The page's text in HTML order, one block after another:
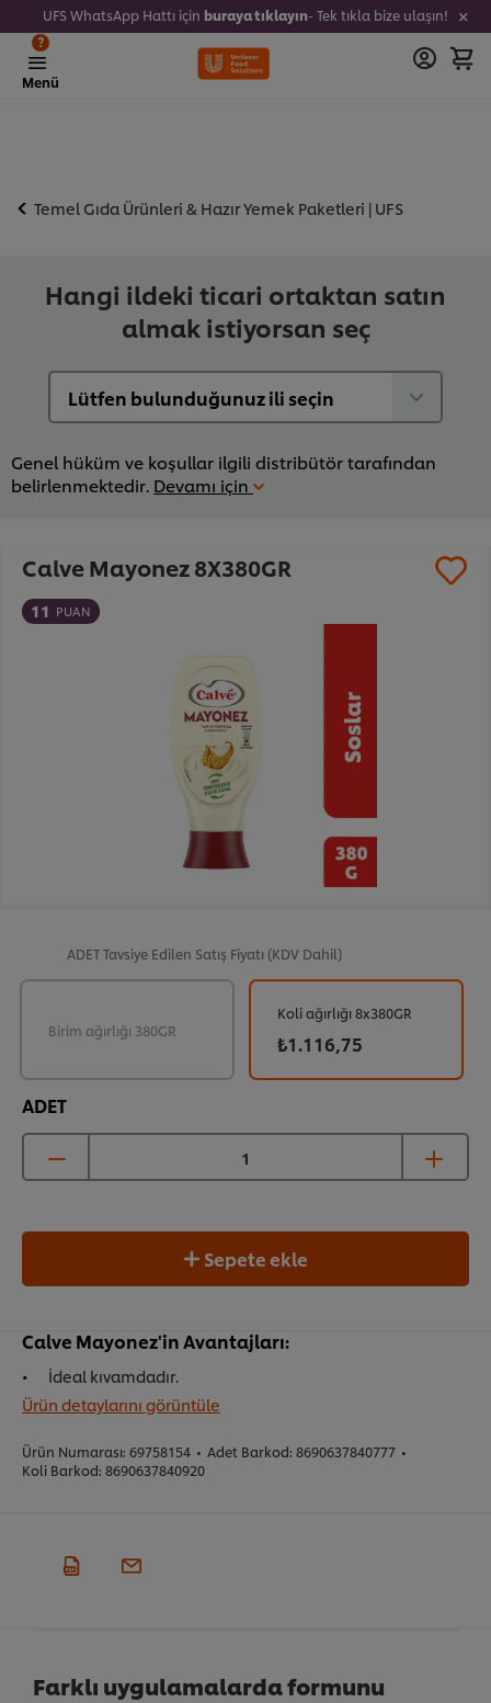
UFS WhatsApp Hattı için buraya tıklayın- Tek tıkla bize ulaşın!
Menü
?
Temel Gıda Ürünleri & Hazır Yemek Paketleri | UFS
Hangi ildeki ticari ortaktan satın
almak istiyorsan seç
Genel hüküm ve koşullar ilgili distribütör tarafından
belirlenmektedir. Devamı için
Calve Mayonez 8X380GR
11 PUAN
ADETTavsiye Edilen Satış Fiyatı (KDV Dahil)
ADET
Birim ağırlığı 380GR
Koli ağırlığı 8x380GR
₺1.116,75
Sepete ekle
Calve Mayonez'in Avantajları:
İdeal kıvamdadır.
Ürün detaylarını görüntüle
Ürün Numarası: 69758154 • Adet Barkod: 8690637840777 •
Koli Barkod: 8690637840920
Farklı uygulamalarda formunu